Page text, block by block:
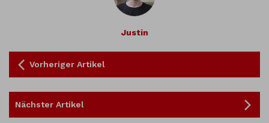
Justin
Vorheriger Artikel
Nächster Artikel